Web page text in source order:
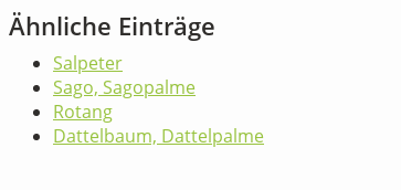
Ähnliche Einträge
Salpeter
Sago, Sagopalme
Rotang
Dattelbaum, Dattelpalme